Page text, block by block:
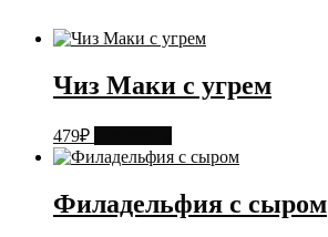
Чиз Маки с угрем
479₽
Филадельфия с сыром